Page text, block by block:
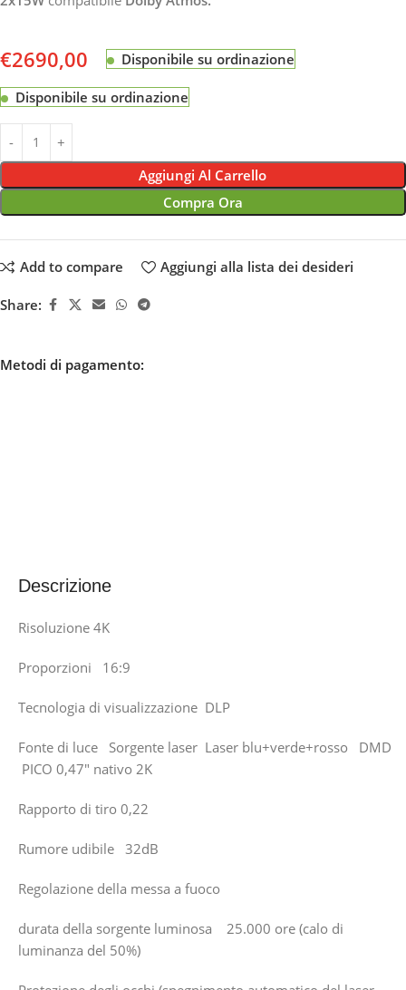
€2690,00 Disponibile su ordinazione
Disponibile su ordinazione
Aggiungi Al Carrello
Compra Ora
Add to compare Aggiungi alla lista dei desideri
Share:
Metodi di pagamento:
Descrizione
Risoluzione 4K
Proporzioni 16:9
Tecnologia di visualizzazione DLP
Fonte di luce Sorgente laser Laser blu+verde+rosso DMD
PICO 0,47″ nativo 2K
Rapporto di tiro 0,22
Rumore udibile 32dB
Regolazione della messa a fuoco
durata della sorgente luminosa 25.000 ore (calo di
luminanza del 50%)